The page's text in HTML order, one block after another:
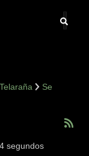
Se
segundos